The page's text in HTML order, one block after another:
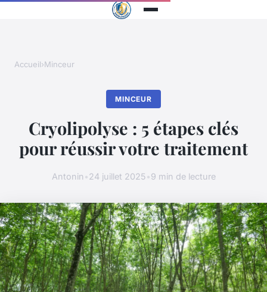
Accueil›Minceur
MINCEUR
Cryolipolyse : 5 étapes clés
pour réussir votre traitement
Antonin •24 juillet 2025•9 min de lecture